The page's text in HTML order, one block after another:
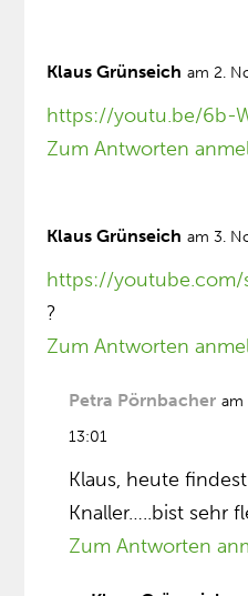
Klaus Grünseich am 2.
https://youtu.be/6b-
Zum Antworten
Klaus Grünseich am 3.
https://youtube.com/
?
Zum Antworten
Petra Pörnbacher am
13:01
Klaus, heute
Knaller…..bist sehr
Zum Antworten